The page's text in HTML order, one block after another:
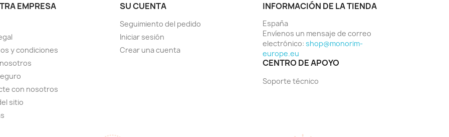
EMPRESA
y condiciones
con nosotros
sitio
SU CUENTA
Seguimiento del pedido
Iniciar sesión
Crear una cuenta
INFORMACIÓN DE LA TIENDA
España
Envíenos un mensaje de correo
electrónico: shop@monorim-
europe.eu
CENTRO DE APOYO
Soporte técnico